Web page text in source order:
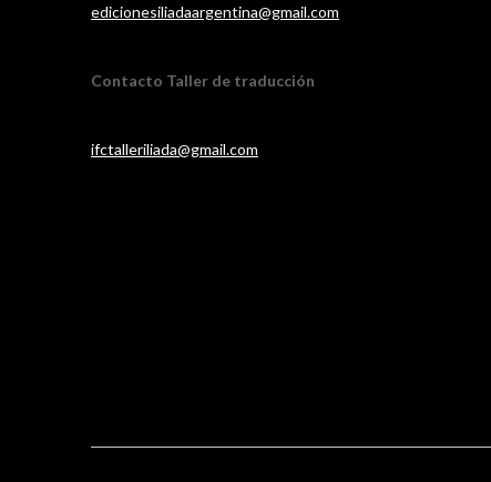
edicionesiliadaargentina@gmail.com
Contacto Taller de traducción
ifctalleriliada@gmail.com